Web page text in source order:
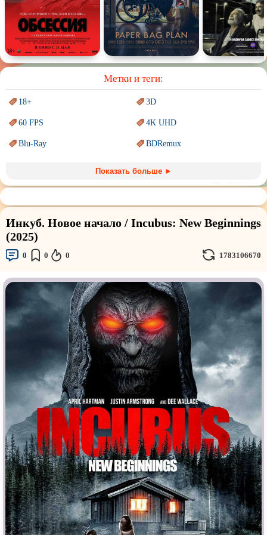
Спектакль Сказка Немое кино Для взрослых
Метки и теги:
18+ 3D
60 FPS 4K UHD
Blu-Ray BDRemux
Sci-Fi (Научнаяфантастика) Trash (трэш) movies
Авангард иСюрреализм Ангелы и Демоны
Аниме Антиутопия
Врачи
Коллекция Комикс
Маги и Волшебники Наркотики
Основанное на
реальных
событиях
Параллельные миры
Перевод Гоблина
ПереводКубик в Кубе Перевод Кураж-Бамбей
Подростковаяжестокость
Постапокалипсис Призраки
Про акул Про апокалипсис
Про богатых Про богов
Про вампиров Про ведьм
Про викингов Про выживание
Про гангстеров Про гонки
Показать больше ►
Инкуб. Новое начало / Incubus: New Beginnings
(2025)
0 0 0 1783106670